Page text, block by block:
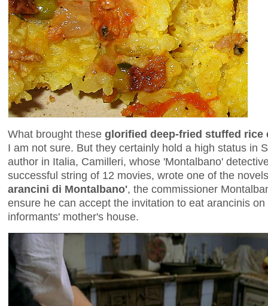
What brought these glorified deep-fried stuffed rice
I am not sure. But they certainly hold a high status in
author in Italia, Camilleri, whose 'Montalbano'
successful string of 12 movies, wrote one of the
arancini di Montalbano', the commissioner
ensure he can accept the invitation to eat arancinis
informants' mother's house.